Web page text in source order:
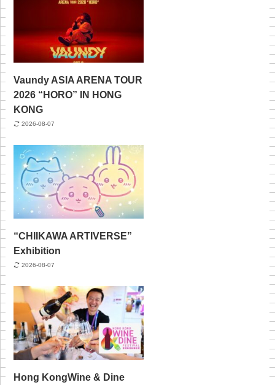
Vaundy ASIA ARENA TOUR
2026 “HORO” IN HONG
KONG
2026-08-07
“CHIIKAWA ARTIVERSE”
Exhibition
2026-08-07
Hong KongWine & Dine